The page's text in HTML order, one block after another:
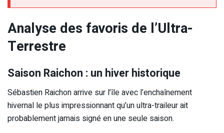
Analyse des favoris de l’Ultra-
Terrestre
Saison Raichon : un hiver historique
Sébastien Raichon arrive sur l’île avec l’enchaînement
hivernal le plus impressionnant qu’un ultra-traileur ait
probablement jamais signé en une seule saison.